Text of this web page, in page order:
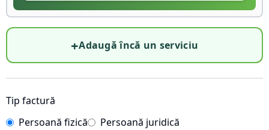
+Adaugă încă un serviciu
Tip factură
Persoană fizică
Persoană juridică